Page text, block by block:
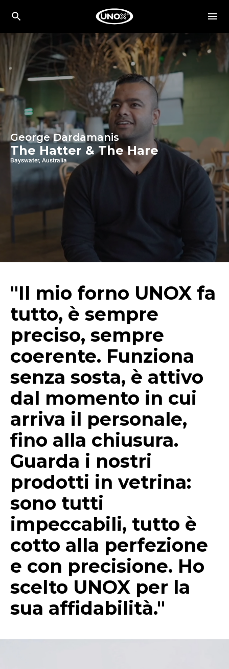
George Dardamanis
The Hatter & The Hare
Bayswater, Australia
"Il mio forno UNOX fa
tutto, è sempre
preciso, sempre
coerente. Funziona
senza sosta, è attivo
dal momento in cui
arriva il personale,
fino alla chiusura.
Guarda i nostri
prodotti in vetrina:
sono tutti
impeccabili, tutto è
cotto alla perfezione
e con precisione. Ho
scelto UNOX per la
sua affidabilità."